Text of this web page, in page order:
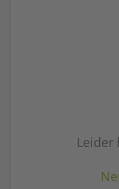
Leider